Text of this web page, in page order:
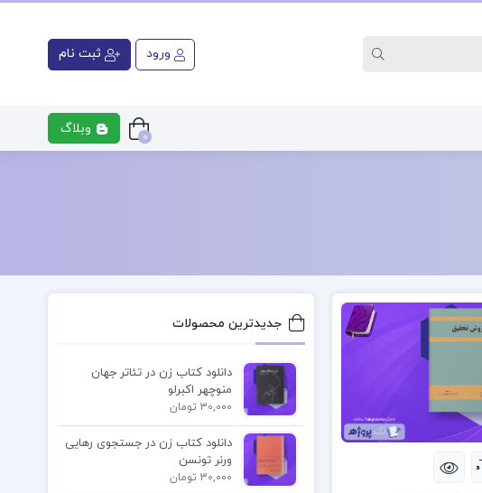
ورود ثبت نام
0 وبلاگ
جدیدترین محصولات
دانلود کتاب زن در تئاتر جهان
منوچهر اکبرلو
30,000 تومان
دانلود کتاب زن در جستجوی رهایی
ورنر تونسن
30,000 تومان